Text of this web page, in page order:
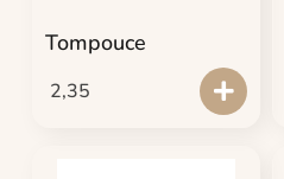
Tompouce
2,35